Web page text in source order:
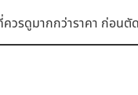
วรดูมากกว่าราคา ก่อนตั